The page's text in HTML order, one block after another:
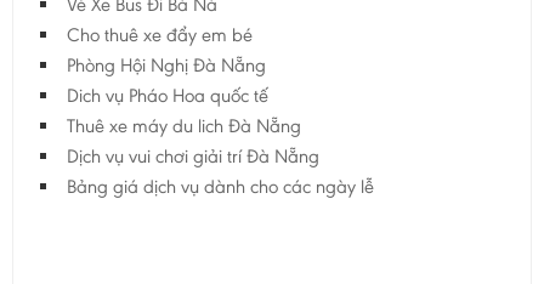
Cho thuê xe đẩy em bé
Phòng Hội Nghị Đà Nẵng
Dich vụ Pháo Hoa quốc tế
Thuê xe máy du lich Đà Nẵng
Dịch vụ vui chơi giải trí Đà Nẵng
Bảng giá dịch vụ dành cho các ngày lễ